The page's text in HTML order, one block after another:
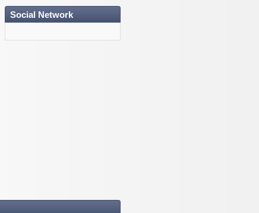
Social Network